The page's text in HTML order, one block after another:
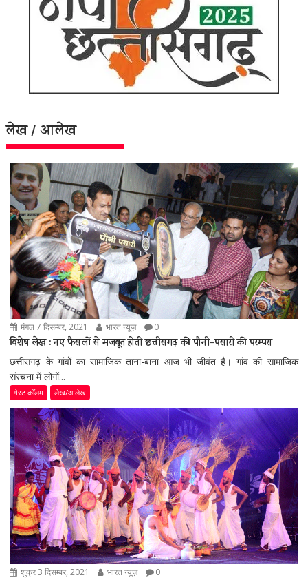
लेख / आलेख
मंगल 7 दिसम्बर, 2021 भारत न्यूज़ 0
विशेष लेख : नए फैसलों से मजबूत होती छत्तीसगढ़ की पौनी-पसारी की परम्परा
छत्तीसगढ़ के गांवों का सामाजिक ताना-बाना आज भी जीवंत है। गांव की सामाजिक
संरचना में लोगों...
गेस्ट कॉलम लेख/आलेख
शुक्र 3 दिसम्बर, 2021 भारत न्यूज़ 0